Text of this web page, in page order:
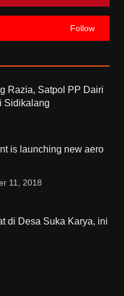
Follow
Razia, Satpol PP Dairi
Sidikalang
is launching new aero
11, 2018
di Desa Suka Karya, ini